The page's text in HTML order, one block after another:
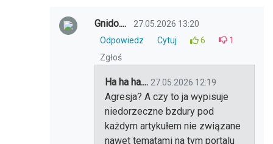
Gnido....
27.05.2026 13:20
Odpowiedz
Cytuj 6
1
Zgłoś
Ha ha ha.... 27.05.2026 12:19
Agresja? A czy to ja wypisuje
niedorzeczne bzdury pod
każdym artykułem nie związane
nawet tematami na tym portalu